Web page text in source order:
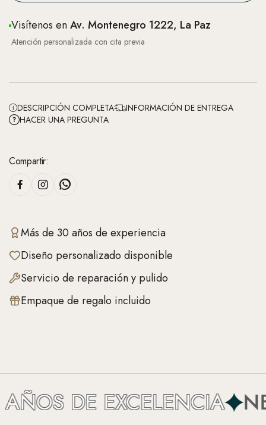
Visítenos enAv. Montenegro 1222, La Paz
Atención personalizada con cita previa
DESCRIPCIÓN COMPLETA
INFORMACIÓN DE ENTREGA
HACER UNA PREGUNTA
Compartir:
Más de 30 años de experiencia
Diseño personalizado disponible
Servicio de reparación y pulido
Empaque de regalo incluido
DE EXCELENCIA